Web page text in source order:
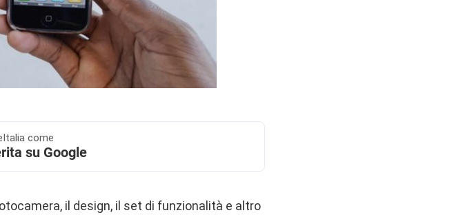
come
su Google
il design, il set di funzionalità e altro